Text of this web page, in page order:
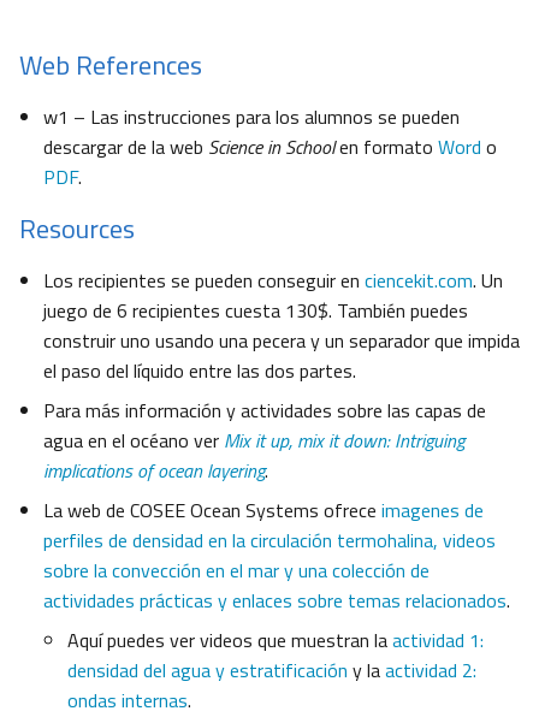
Web References
w1 – Las instrucciones para los alumnos se pueden
descargar de la web Science in Schoolen formato Word o
PDF.
Resources
Los recipientes se pueden conseguir en ciencekit.com. Un
juego de 6 recipientes cuesta 130$. También puedes
construir uno usando una pecera y un separador que impida
el paso del líquido entre las dos partes.
Para más información y actividades sobre las capas de
agua en el océano ver Mix it up, mix it down: Intriguing
implications of ocean layering.
La web de COSEE Ocean Systems ofrece imagenes de
perfiles de densidad en la circulación termohalina, videos
sobre la convección en el mar y una colección de
actividades prácticas y enlaces sobre temas relacionados.
Aquí puedes ver videos que muestran laactividad 1:
densidad del agua y estratificación y laactividad 2:
ondas internas.